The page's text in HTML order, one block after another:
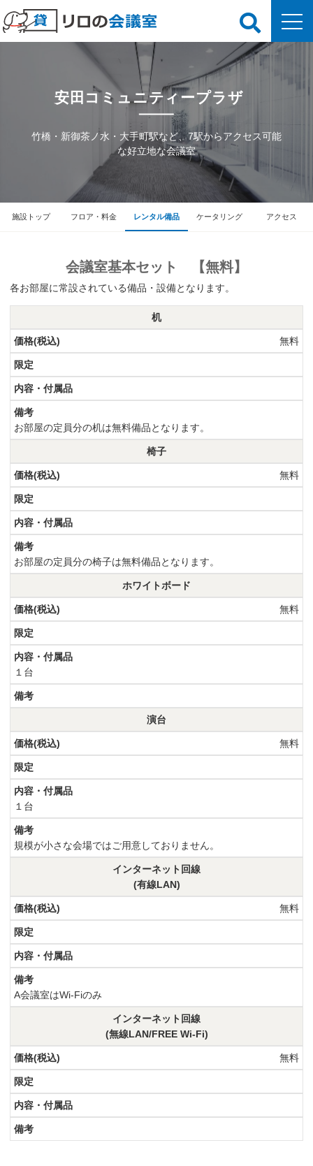
安田コミュニティープラザ
竹橋・新御茶ノ水・大手町駅など、7駅からアクセス可能
な好立地な会議室
施設トップ フロア・料金 レンタル備品 ケータリング アクセス
会議室基本セット 【無料】
各お部屋に常設されている備品・設備となります。
机
無料
お部屋の定員分の机は無料備品となります。
椅子
無料
お部屋の定員分の椅子は無料備品となります。
ホワイトボード
無料
１台
演台
無料
１台
規模が小さな会場ではご用意しておりません。
インターネット回線
(有線LAN)
無料
A会議室はWi-Fiのみ
インターネット回線
(無線LAN/FREE Wi-Fi)
無料